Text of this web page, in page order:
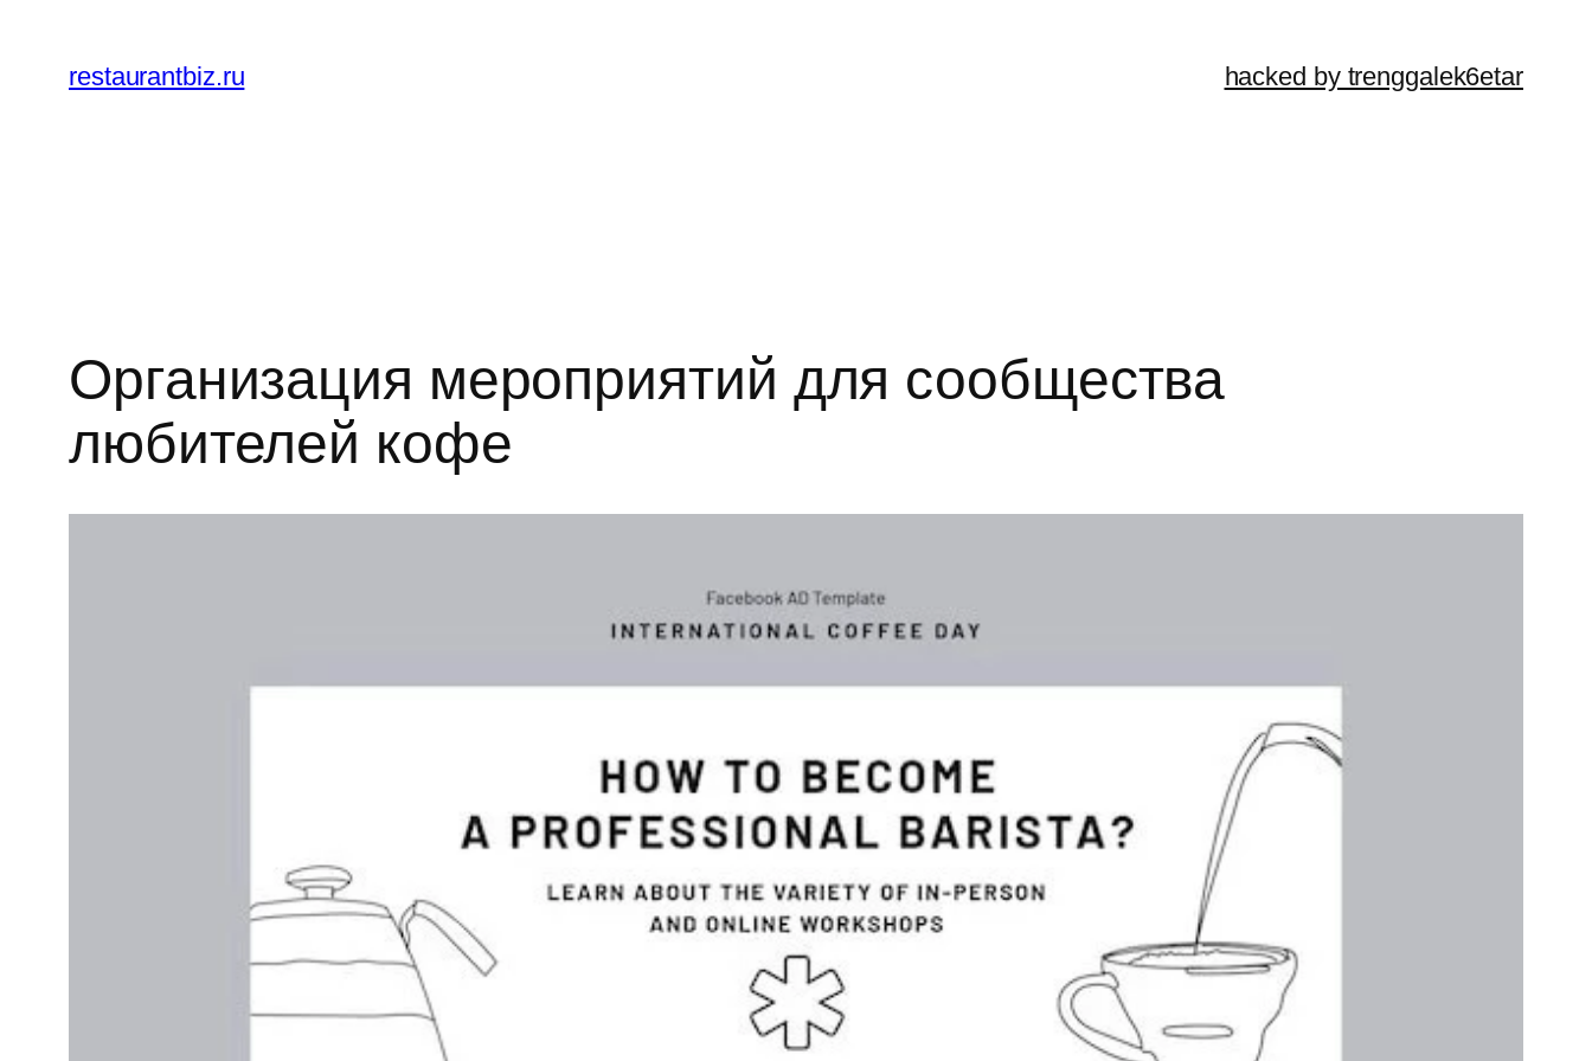
содержимому
restaurantbiz.ru hacked by trenggalek6etar
Организация мероприятий для сообщества
любителей кофе